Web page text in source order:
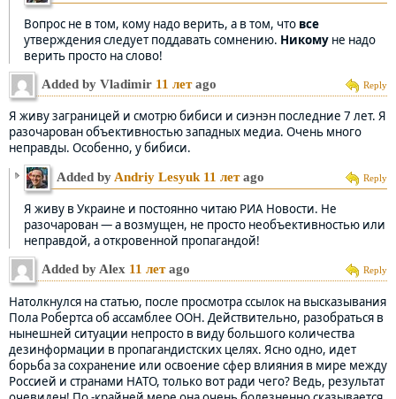
Вопрос не в том, кому надо верить, а в том, что все
утверждения следует поддавать сомнению. Никому не надо
верить просто на слово!
Reply
Added by Vladimir 11 летago
Я живу заграницей и смотрю бибиси и сиэнэн последние 7 лет. Я
разочарован объективностью западных медиа. Очень много
неправды. Особенно, у бибиси.
Reply
Added by Andriy Lesyuk 11 летago
Я живу в Украине и постоянно читаю РИА Новости. Не
разочарован — а возмущен, не просто необъективностью или
неправдой, а откровенной пропагандой!
Reply
Added by Alex 11 летago
Натолкнулся на статью, после просмотра ссылок на высказывания
Пола Робертса об ассамблее ООН. Действительно, разобраться в
нынешней ситуации непросто в виду большого количества
дезинформации в пропагандистских целях. Ясно одно, идет
борьба за сохранение или освоение сфер влияния в мире между
Россией и странами НАТО, только вот ради чего? Ведь, результат